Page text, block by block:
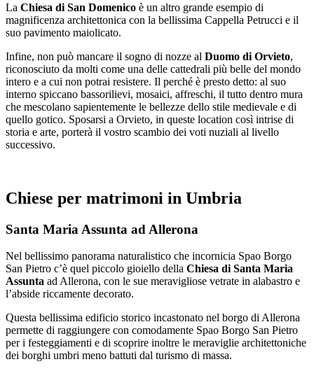
La Chiesa di San Domenico è un altro grande esempio di
magnificenza architettonica con la bellissima Cappella Petrucci e il
suo pavimento maiolicato.
Infine, non può mancare il sogno di nozze al Duomo di Orvieto,
riconosciuto da molti come una delle cattedrali più belle del mondo
intero e a cui non potrai resistere. Il perché è presto detto: al suo
interno spiccano bassorilievi, mosaici, affreschi, il tutto dentro mura
che mescolano sapientemente le bellezze dello stile medievale e di
quello gotico. Sposarsi a Orvieto, in queste location così intrise di
storia e arte, porterà il vostro scambio dei voti nuziali al livello
successivo.
Chiese per matrimoni in Umbria
Santa Maria Assunta ad Allerona
Nel bellissimo panorama naturalistico che incornicia Spao Borgo
San Pietro c’è quel piccolo gioiello della Chiesa di Santa Maria
Assunta ad Allerona, con le sue meravigliose vetrate in alabastro e
l’abside riccamente decorato.
Questa bellissima edificio storico incastonato nel borgo di Allerona
permette di raggiungere con comodamente Spao Borgo San Pietro
per i festeggiamenti e di scoprire inoltre le meraviglie architettoniche
dei borghi umbri meno battuti dal turismo di massa.